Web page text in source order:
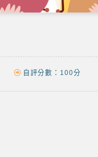
自評分數： 100分